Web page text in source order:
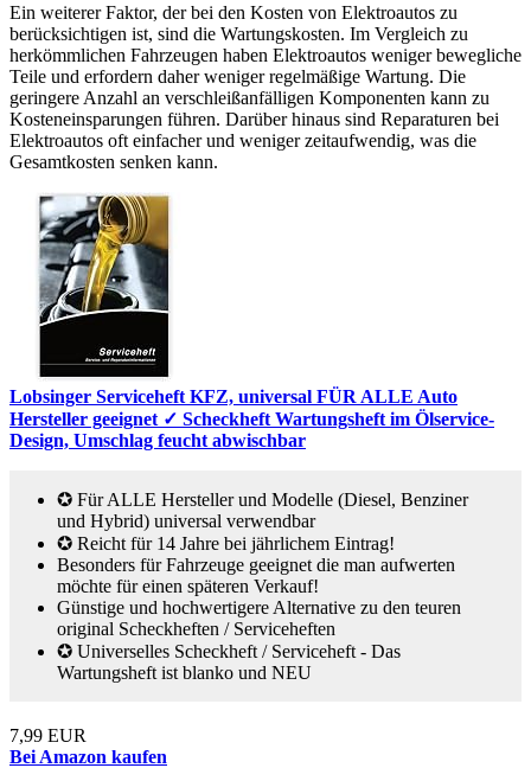
Ein weiterer Faktor, der bei den Kosten von Elektroautos zu
berücksichtigen ist, sind die Wartungskosten. Im Vergleich zu
herkömmlichen Fahrzeugen haben Elektroautos weniger bewegliche
Teile und erfordern daher weniger regelmäßige Wartung. Die
geringere Anzahl an verschleißanfälligen Komponenten kann zu
Kosteneinsparungen führen. Darüber hinaus sind Reparaturen bei
Elektroautos oft einfacher und weniger zeitaufwendig, was die
Gesamtkosten senken kann.
Lobsinger Serviceheft KFZ, universal FÜR ALLE Auto
Hersteller geeignet ✓ Scheckheft Wartungsheft im Ölservice-
Design, Umschlag feucht abwischbar
✪ Für ALLE Hersteller und Modelle (Diesel, Benziner
und Hybrid) universal verwendbar
✪ Reicht für 14 Jahre bei jährlichem Eintrag!
Besonders für Fahrzeuge geeignet die man aufwerten
möchte für einen späteren Verkauf!
Günstige und hochwertigere Alternative zu den teuren
original Scheckheften / Serviceheften
✪ Universelles Scheckheft / Serviceheft - Das
Wartungsheft ist blanko und NEU
7,99 EUR
Bei Amazon kaufen